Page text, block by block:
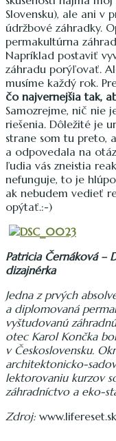
Slovensku), ale ani v
údržbové záhradky.
permakultúrna
Napríklad postaviť
záhradu porýľovať.
musíme každý rok.
čo najvernejšia tak,
Samozrejme, nič nie
riešenia. Dôležité je
strane som tu preto,
a odpovedala na
ľudia vás zneistia
nefunguje, to je
ak nebudem vedieť
opýtať.:-)
Patricia Černáková –
dizajnérka
Jedna z prvých
a diplomovaná
vyštudovanú
otec Karol Končka
v Československu.
architektonicko-
lektorovaniu kurzov
záhradníctvo a eko-
Zdroj: www.lifereset.sk